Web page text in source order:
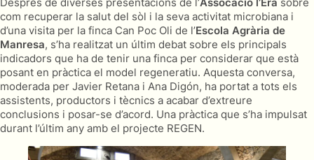
com recuperar la salut del sòl i la seva activitat microbiana i
d’una visita per la finca Can Poc Oli de l’Escola Agrària de
Manresa, s’ha realitzat un últim debat sobre els principals
indicadors que ha de tenir una finca per considerar que està
posant en pràctica el model regeneratiu. Aquesta conversa,
moderada per Javier Retana i Ana Digón, ha portat a tots els
assistents, productors i tècnics a acabar d’extreure
conclusions i posar-se d’acord. Una pràctica que s’ha impulsat
durant l’últim any amb el projecte REGEN.